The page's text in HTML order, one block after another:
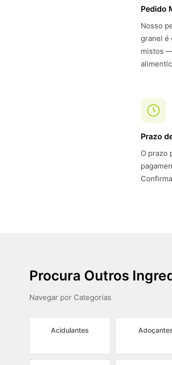
Pedido
Nosso
granel é
mistos
Prazo
O prazo
Procura Outros
Navegar por Categorias
Acidulantes